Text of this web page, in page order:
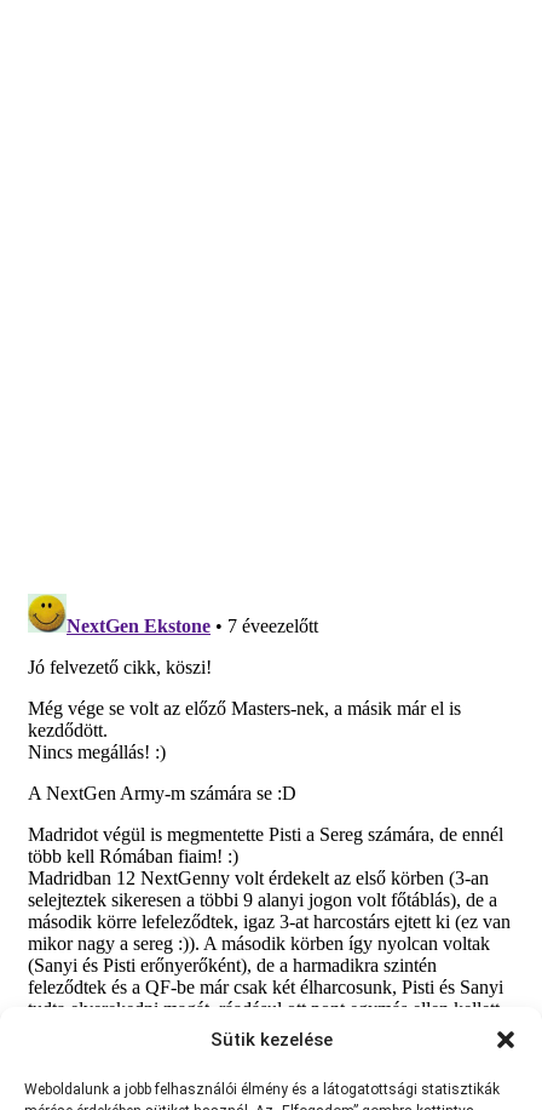
Sütik kezelése
Weboldalunk a jobb felhasználói élmény és a látogatottsági statisztikák